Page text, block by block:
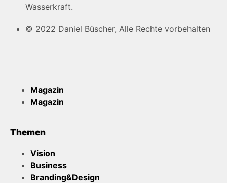
Wasserkraft.
© 2022 Daniel Büscher, Alle Rechte vorbehalten
Magazin
Magazin
Themen
Vision
Business
Branding&Design